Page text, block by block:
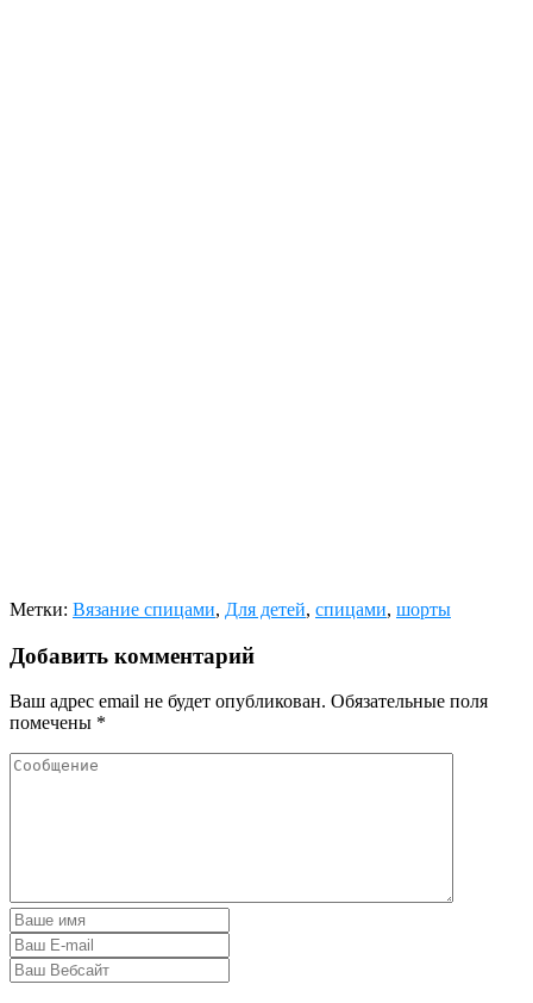
Метки: Вязание спицами, Для детей, спицами, шорты
Добавить комментарий
Ваш адрес email не будет опубликован. Обязательные поля
помечены *